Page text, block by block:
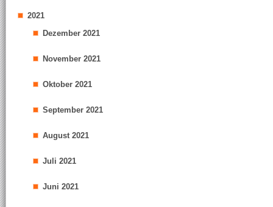
2021
Dezember 2021
November 2021
Oktober 2021
September 2021
August 2021
Juli 2021
Juni 2021